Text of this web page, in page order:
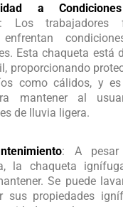
a
Los trabajadores
Esta chaqueta está
proporcionando
como cálidos, y es
mantener al
de lluvia ligera.
: A
la chaqueta
Se puede
sus propiedades